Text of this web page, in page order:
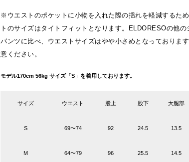
※ウエストのポケットに小物を入れた際の揺れを軽減するた
トのサイズはタイトフィットとなります。ELDORESOの他の
パンツに比べ、ウエストサイズはやや小さめとなっておりま
意ください。
モデル170cm 56kg サイズ「S」を着用しております。
サイズ ウエスト 股上 股下 大腿部
S 69〜74 92 24.5 13.5
M 64〜79 96 25.5 14.5